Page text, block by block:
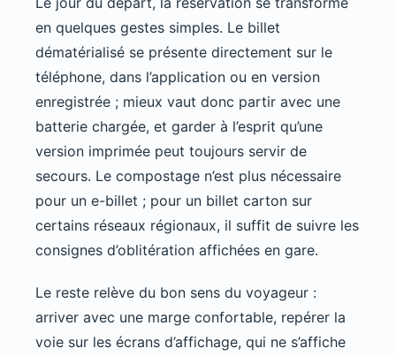
en quelques gestes simples. Le billet
dématérialisé se présente directement sur le
téléphone, dans l’application ou en version
enregistrée ; mieux vaut donc partir avec une
batterie chargée, et garder à l’esprit qu’une
version imprimée peut toujours servir de
secours. Le compostage n’est plus nécessaire
pour un e-billet ; pour un billet carton sur
certains réseaux régionaux, il suffit de suivre les
consignes d’oblitération affichées en gare.
Le reste relève du bon sens du voyageur :
arriver avec une marge confortable, repérer la
voie sur les écrans d’affichage, qui ne s’affiche